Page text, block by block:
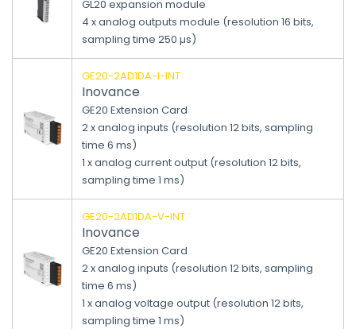
GL20 expansion module
4 x analog outputs module (resolution 16 bits,
sampling time 250 µs)
GE20-2AD1DA-I-INT
Inovance
GE20 Extension Card
2 x analog inputs (resolution 12 bits, sampling
time 6 ms)
1 x analog current output (resolution 12 bits,
sampling time 1 ms)
GE20-2AD1DA-V-INT
Inovance
GE20 Extension Card
2 x analog inputs (resolution 12 bits, sampling
time 6 ms)
1 x analog voltage output (resolution 12 bits,
sampling time 1 ms)